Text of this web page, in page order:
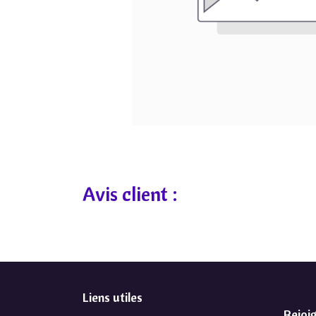
Avis client :
Liens utiles